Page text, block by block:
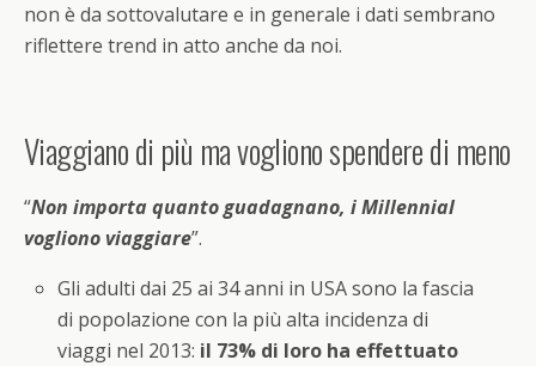
non è da sottovalutare e in generale i dati sembrano
riflettere trend in atto anche da noi.
Viaggiano di più ma vogliono spendere di meno
“Non importa quanto guadagnano, i Millennial
vogliono viaggiare”.
Gli adulti dai 25 ai 34 anni in USA sono la fascia
di popolazione con la più alta incidenza di
viaggi nel 2013: il 73% di loro ha effettuato